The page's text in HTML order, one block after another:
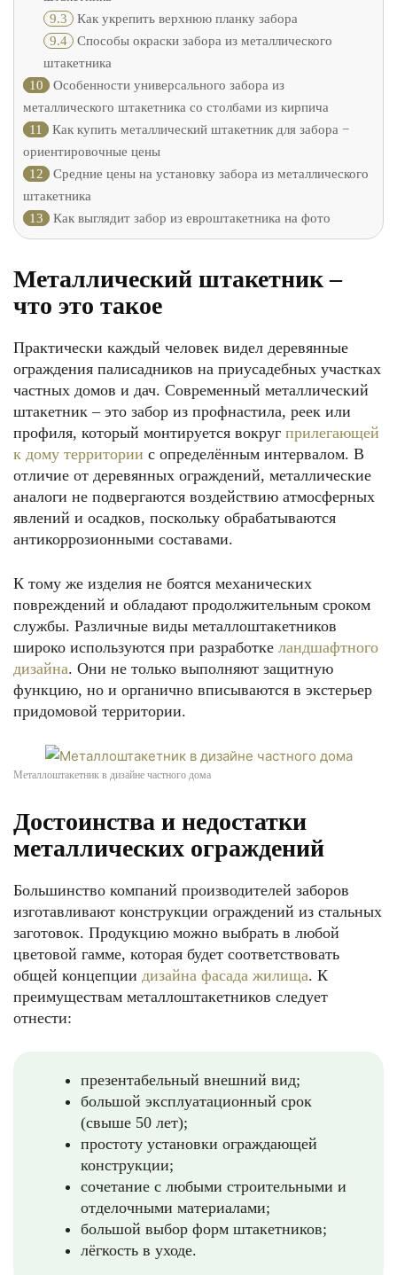
9.3 Как укрепить верхнюю планку забора
9.4 Способы окраски забора из металлического
штакетника
10
Особенности универсального забора из
металлического штакетника со столбами из кирпича
11
Как купить металлический штакетник для забора −
ориентировочные цены
12
Средние цены на установку забора из металлического
штакетника
13
Как выглядит забор из евроштакетника на фото
Металлический штакетник –
что это такое
Практически каждый человек видел деревянные
ограждения палисадников на приусадебных участках
частных домов и дач. Современный металлический
штакетник – это забор из профнастила, реек или
профиля, который монтируется вокруг прилегающей
к дому территории с определённым интервалом. В
отличие от деревянных ограждений, металлические
аналоги не подвергаются воздействию атмосферных
явлений и осадков, поскольку обрабатываются
антикоррозионными составами.
К тому же изделия не боятся механических
повреждений и обладают продолжительным сроком
службы. Различные виды металлоштакетников
широко используются при разработке ландшафтного
дизайна. Они не только выполняют защитную
функцию, но и органично вписываются в экстерьер
придомовой территории.
Металлоштакетник в дизайне частного дома
Достоинства и недостатки
металлических ограждений
Большинство компаний производителей заборов
изготавливают конструкции ограждений из стальных
заготовок. Продукцию можно выбрать в любой
цветовой гамме, которая будет соответствовать
общей концепции дизайна фасада жилища. К
преимуществам металлоштакетников следует
отнести:
презентабельный внешний вид;
большой эксплуатационный срок
(свыше 50 лет);
простоту установки ограждающей
конструкции;
сочетание с любыми строительными и
отделочными материалами;
большой выбор форм штакетников;
лёгкость в уходе.